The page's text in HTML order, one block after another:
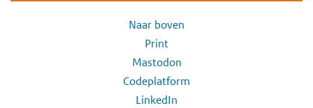
Naar boven
Print
Mastodon
Codeplatform
LinkedIn